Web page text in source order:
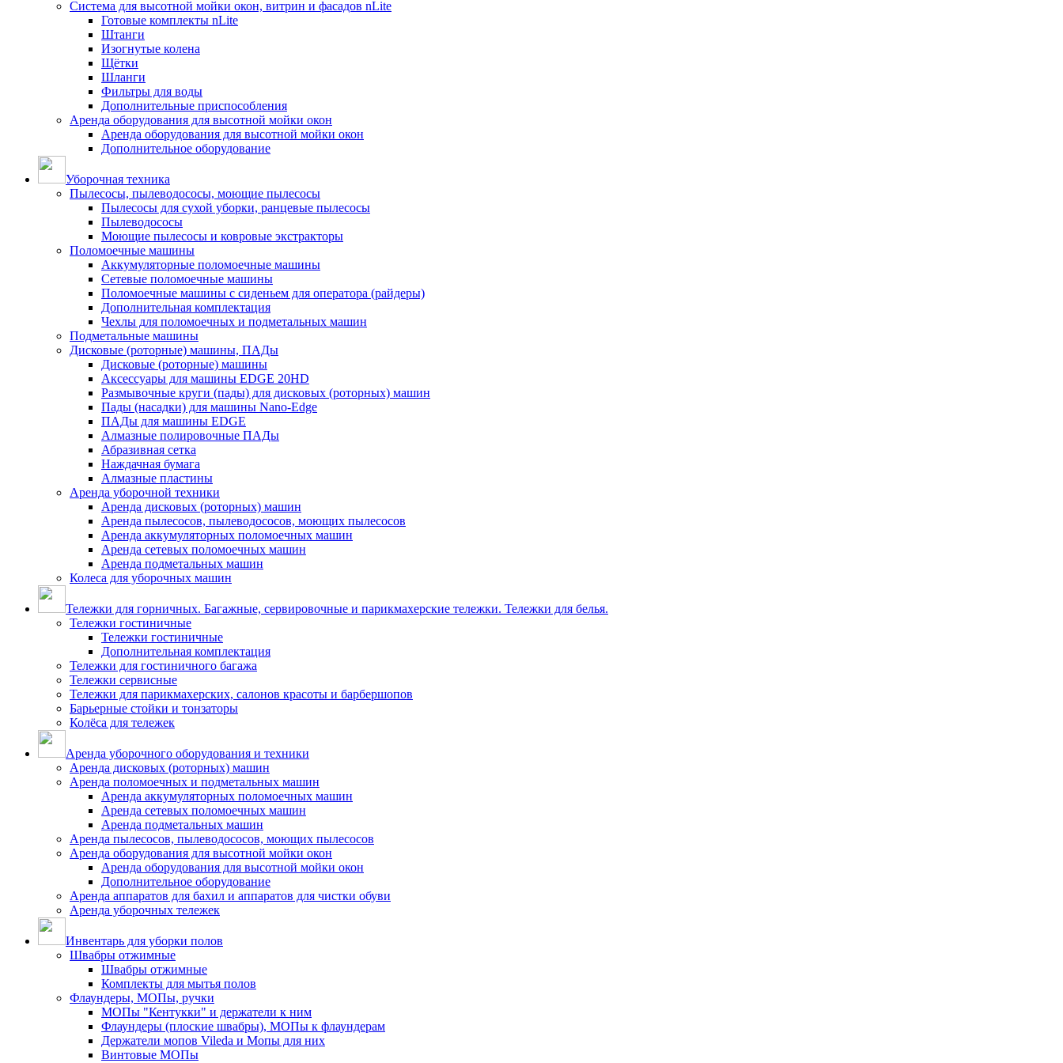
Система для высотной мойки окон, витрин и фасадов nLite
Готовые комплекты nLite
Штанги
Изогнутые колена
Щётки
Шланги
Фильтры для воды
Дополнительные приспособления
Аренда оборудования для высотной мойки окон
Аренда оборудования для высотной мойки окон
Дополнительное оборудование
Уборочная техника
Пылесосы, пылеводососы, моющие пылесосы
Пылесосы для сухой уборки, ранцевые пылесосы
Пылеводососы
Моющие пылесосы и ковровые экстракторы
Поломоечные машины
Аккумуляторные поломоечные машины
Сетевые поломоечные машины
Поломоечные машины с сиденьем для оператора (райдеры)
Дополнительная комплектация
Чехлы для поломоечных и подметальных машин
Подметальные машины
Дисковые (роторные) машины, ПАДы
Дисковые (роторные) машины
Аксессуары для машины EDGE 20HD
Размывочные круги (пады) для дисковых (роторных) машин
Пады (насадки) для машины Nano-Edge
ПАДы для машины EDGE
Алмазные полировочные ПАДы
Абразивная сетка
Наждачная бумага
Алмазные пластины
Аренда уборочной техники
Аренда дисковых (роторных) машин
Аренда пылесосов, пылеводососов, моющих пылесосов
Аренда аккумуляторных поломоечных машин
Аренда сетевых поломоечных машин
Аренда подметальных машин
Колеса для уборочных машин
Тележки для горничных. Багажные, сервировочные и парикмахерские тележки. Тележки для белья.
Тележки гостиничные
Тележки гостиничные
Дополнительная комплектация
Тележки для гостиничного багажа
Тележки сервисные
Тележки для парикмахерских, салонов красоты и барбершопов
Барьерные стойки и тонзаторы
Колёса для тележек
Аренда уборочного оборудования и техники
Аренда дисковых (роторных) машин
Аренда поломоечных и подметальных машин
Аренда аккумуляторных поломоечных машин
Аренда сетевых поломоечных машин
Аренда подметальных машин
Аренда пылесосов, пылеводососов, моющих пылесосов
Аренда оборудования для высотной мойки окон
Аренда оборудования для высотной мойки окон
Дополнительное оборудование
Аренда аппаратов для бахил и аппаратов для чистки обуви
Аренда уборочных тележек
Инвентарь для уборки полов
Швабры отжимные
Швабры отжимные
Комплекты для мытья полов
Флаундеры, МОПы, ручки
МОПы "Кентукки" и держатели к ним
Флаундеры (плоские швабры), МОПы к флаундерам
Держатели мопов Vileda и Мопы для них
Винтовые МОПы